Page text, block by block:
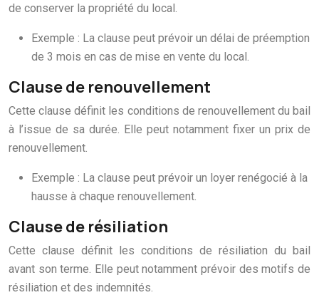
de conserver la propriété du local.
Exemple : La clause peut prévoir un délai de préemption
de 3 mois en cas de mise en vente du local.
Clause de renouvellement
Cette clause définit les conditions de renouvellement du bail
à l’issue de sa durée. Elle peut notamment fixer un prix de
renouvellement.
Exemple : La clause peut prévoir un loyer renégocié à la
hausse à chaque renouvellement.
Clause de résiliation
Cette clause définit les conditions de résiliation du bail
avant son terme. Elle peut notamment prévoir des motifs de
résiliation et des indemnités.